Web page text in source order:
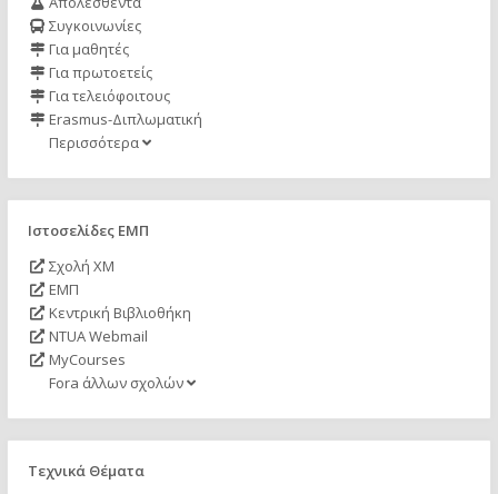
Συγκοινωνίες
Για μαθητές
Για πρωτοετείς
Για τελειόφοιτους
Erasmus-Διπλωματική
Περισσότερα
Ιστοσελίδες ΕΜΠ
Σχολή ΧΜ
ΕΜΠ
Κεντρική Βιβλιοθήκη
NTUA Webmail
MyCourses
Fora άλλων σχολών
Τεχνικά Θέματα